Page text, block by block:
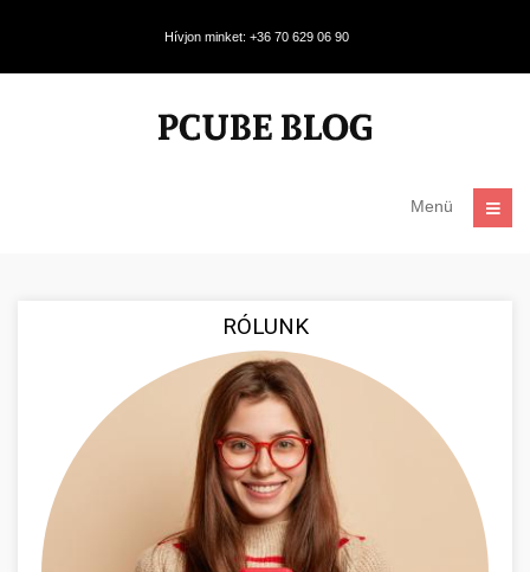
Hívjon minket: +36 70 629 06 90
Menü
RÓLUNK